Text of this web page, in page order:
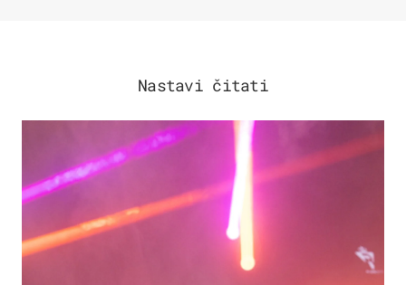
Nastavi čitati
KULTURA & ZABAVA